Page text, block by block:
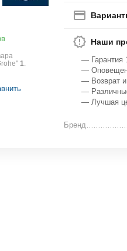
1.
Наши
— Гарантия
—
— Возврат
—
— Лучшая
Бренд